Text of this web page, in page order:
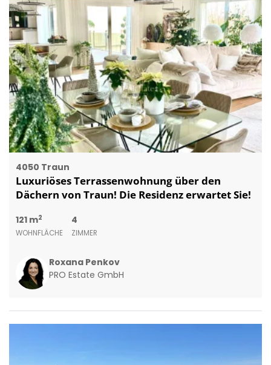
4050 Traun
Luxuriöses Terrassenwohnung über den
Dächern von Traun! Die Residenz erwartet Sie!
121 m2
WOHNFLÄCHE
4
ZIMMER
Roxana Penkov
PRO Estate GmbH